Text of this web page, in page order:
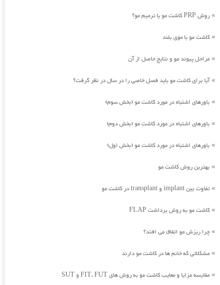
» روش PRP کاشت مو یا ترمیم مو؟
» کاشت مو با موی بلند
» مراحل پیوند مو و نتایج حاصل از آن
»آیا برای کاشت مو باید فصل خاصی را در سال در نظر گرفت؟
» باورهای اشتباه در مورد کاشت مو (بخش سوم)
» باورهای اشتباه در مورد کاشت مو (بخش دوم)
» باورهای اشتباه در مورد کاشت مو (بخش اول)
» بهترین روش کاشت مو
» تفاوت بین implant و transplant در کاشت مو
» کاشت مو به روش برداشت FLAP
» چرا ریزش مو اتفاق می افتد؟
» مشکلاتی که خانم ها در کاشت مو دارند
» مقایسه مزایا و معایب کاشت مو به روش های FIT، FUT و SUT